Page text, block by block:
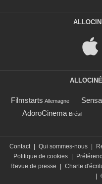
Filmstarts Allemagne
AdoroCinema Brésil
Contact Qui sommes-nous
Politique de cookies
Revue de presse
Charte